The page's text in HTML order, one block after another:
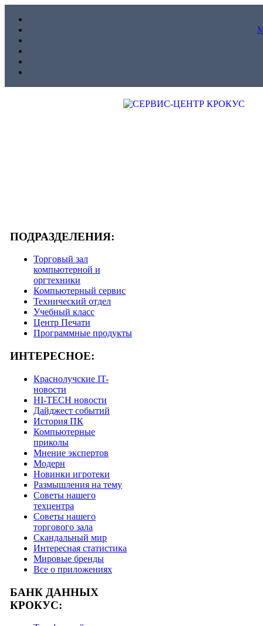
ПОДРАЗДЕЛЕНИЯ:
Торговый зал
компьютерной и
оргтехники
Компьютерный сервис
Технический отдел
Учебный класс
Центр Печати
Программные продукты
ИНТЕРЕСНОЕ:
Краснолучские IT-
новости
HI-TECH новости
Дайджест событий
История ПК
Компьютерные
приколы
Мнение экспертов
Модерн
Новинки игротеки
Размышления на тему
Советы нашего
техцентра
Советы нашего
торгового зала
Скандальный мир
Интересная статистика
Мировые бренды
Все о приложениях
БАНК ДАННЫХ
КРОКУС: